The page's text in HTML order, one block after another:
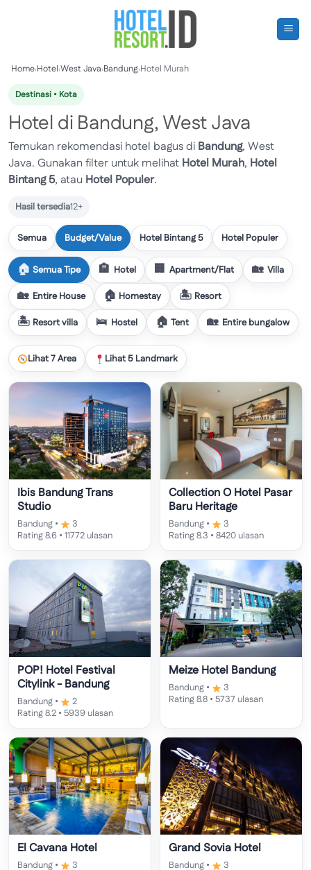
Home›Hotel›West Java›Bandung›Hotel Murah
Destinasi • Kota
Hotel di Bandung, West Java
Temukan rekomendasi hotel bagus di Bandung, West
Java. Gunakan filter untuk melihat Hotel Murah, Hotel
Bintang 5, atau Hotel Populer.
Hasil tersedia12+
Semua Budget/Value Hotel Bintang 5 Hotel Populer
Semua Tipe Hotel Apartment/Flat Villa
Entire House Homestay Resort
Resort villa Hostel Tent Entire bungalow
Lihat 7 Area Lihat 5 Landmark
Ibis Bandung Trans
Studio
Bandung •
3
Rating 8.6 • 11772 ulasan
Collection O Hotel Pasar
Baru Heritage
Bandung •
3
Rating 8.3 • 8420 ulasan
POP! Hotel Festival
Citylink - Bandung
Bandung •
2
Rating 8.2 • 5939 ulasan
Meize Hotel Bandung
Bandung •
3
Rating 8.8 • 5737 ulasan
El Cavana Hotel
Bandung •
3
Grand Sovia Hotel
Bandung •
3